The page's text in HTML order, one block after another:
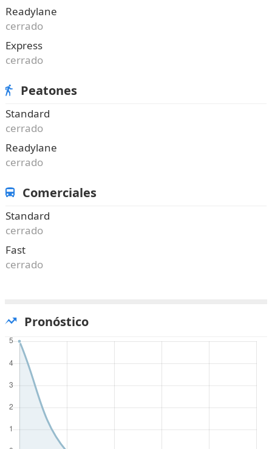
Readylane
cerrado
Express
cerrado
Peatones
Standard
cerrado
Readylane
cerrado
Comerciales
Standard
cerrado
Fast
cerrado
Pronóstico